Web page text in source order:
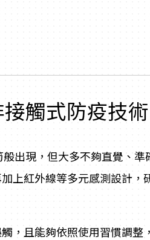
觸式防疫技術
出現，但大多不夠直覺、
上紅外線等多元感測設計
，且能夠依照使用習慣調整